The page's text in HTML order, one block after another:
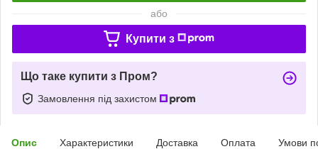
або
Купити з
Що таке купити з Пром?
Замовлення під захистом
Опис Характеристики Доставка Оплата Умови